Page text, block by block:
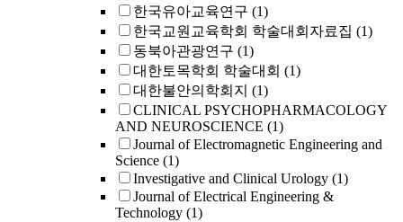
한국유아교육연구 (1)
한국교원교육학회 학술대회자료집 (1)
동북아관광연구 (1)
대한토목학회 학술대회 (1)
대한불안의학회지 (1)
CLINICAL PSYCHOPHARMACOLOGY
AND NEUROSCIENCE (1)
Journal of Electromagnetic Engineering and
Science (1)
Investigative and Clinical Urology (1)
Journal of Electrical Engineering &
Technology (1)